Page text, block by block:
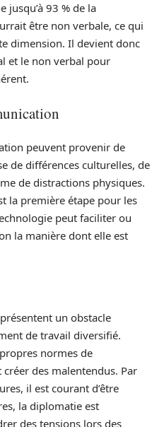
jusqu’à 93 % de la
être non verbale, ce qui
dimension. Il devient donc
et le non verbal pour
peuvent provenir de
de différences culturelles, de
de distractions physiques.
la première étape pour les
peut faciliter ou
la manière dont elle est
un obstacle
de travail diversifié.
normes de
des malentendus. Par
il est courant d’être
la diplomatie est
des tensions lors des